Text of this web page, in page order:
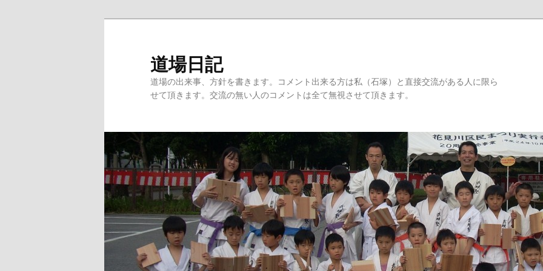
道場日記
道場の出来事、方針を書きます。コメント出来る方は私（石塚）と直接交流がある人に限ら
せて頂きます。交流の無い人のコメントは全て無視させて頂きます。